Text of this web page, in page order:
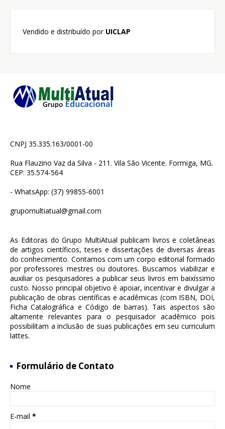
Vendido e distribuído por UICLAP
CNPJ 35.335.163/0001-00
Rua Flauzino Vaz da Silva - 211. Vila São Vicente. Formiga, MG.
CEP: 35.574-564
- WhatsApp: (37) 99855-6001
grupomultiatual@gmail.com
As Editoras do Grupo MultiAtual publicam livros e coletâneas
de artigos científicos, teses e dissertações de diversas áreas
do conhecimento. Contamos com um corpo editorial formado
por professores mestres ou doutores. Buscamos viabilizar e
auxiliar os pesquisadores a publicar seus livros em baixíssimo
custo. Nosso principal objetivo é apoiar, incentivar e divulgar a
publicação de obras científicas e acadêmicas (com ISBN, DOI,
Ficha Catalográfica e Código de barras). Tais aspectos são
altamente relevantes para o pesquisador acadêmico pois
possibilitam a inclusão de suas publicações em seu curriculum
lattes.
Formulário de Contato
Nome
E-mail *